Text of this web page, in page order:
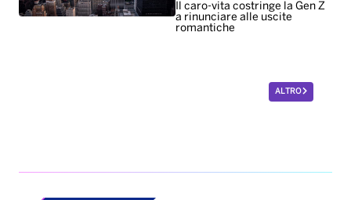
Il caro-vita costringe la Gen Z
a rinunciare alle uscite
romantiche
ALTRO